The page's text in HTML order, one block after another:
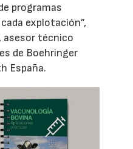
programas
explotación”,
asesor técnico
de Boehringer
España.